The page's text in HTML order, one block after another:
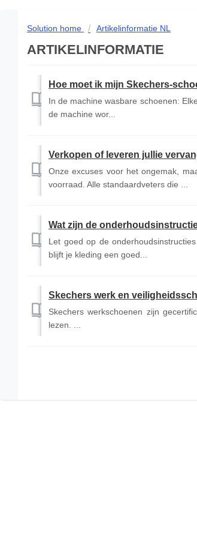
Solution home Artikelinformatie NL
ARTIKELINFORMATIE
Hoe moet ik mijn Skechers-
In de machine wasbare schoenen:
de machine wor...
Verkopen of leveren jullie
Onze excuses voor het ongemak,
voorraad. Alle standaardveters die ...
Wat zijn de
Let goed op de
blijft je kleding een goed...
Skechers werk en
Skechers werkschoenen zijn
lezen. ...